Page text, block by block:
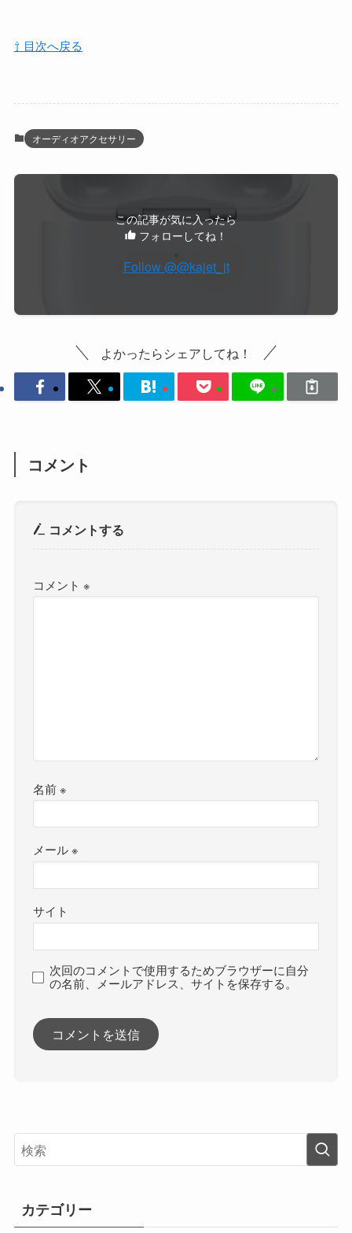
⇧ 目次へ戻る
オーディオアクセサリー
この記事が気に入ったら
フォローしてね！
Follow @@kajet_jt
よかったらシェアしてね！
コメント
コメントする
コメント※
名前※
メール※
サイト
次回のコメントで使用するためブラウザーに自分
の名前、メールアドレス、サイトを保存する。
カテゴリー